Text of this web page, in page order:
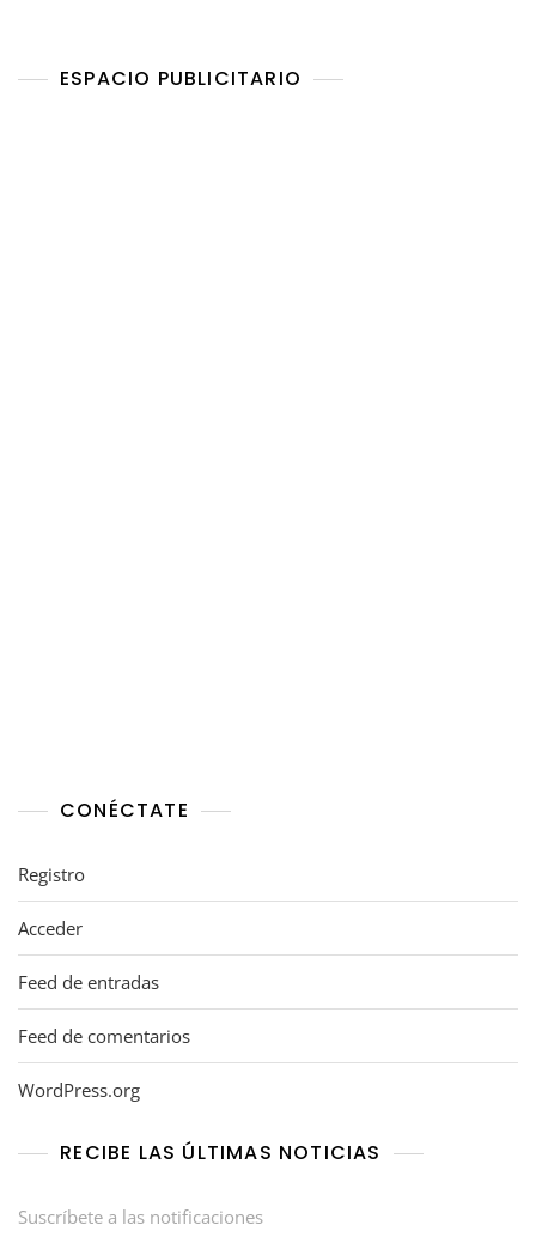
ESPACIO PUBLICITARIO
CONÉCTATE
Registro
Acceder
Feed de entradas
Feed de comentarios
WordPress.org
RECIBE LAS ÚLTIMAS NOTICIAS
Suscríbete a las notificaciones